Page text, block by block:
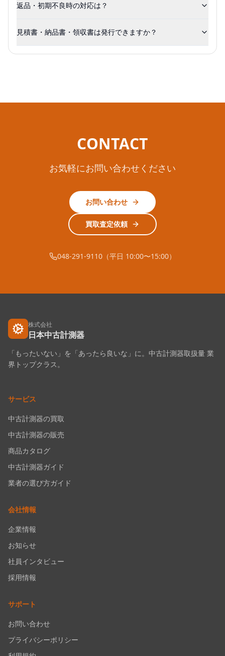
返品・初期不良時の対応は？
見積書・納品書・領収書は発行できますか？
CONTACT
お気軽にお問い合わせください
お問い合わせ
買取査定依頼
048-291-9110（平日 10:00〜15:00）
株式会社
日本中古計測器
「もったいない」を「あったら良いな」に。中古計測器取扱量 業
界トップクラス。
サービス
中古計測器の買取
中古計測器の販売
商品カタログ
中古計測器ガイド
業者の選び方ガイド
会社情報
企業情報
お知らせ
社員インタビュー
採用情報
サポート
お問い合わせ
プライバシーポリシー